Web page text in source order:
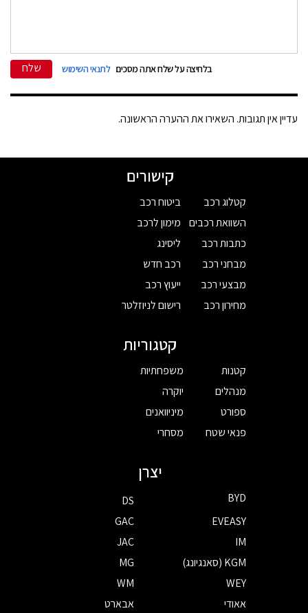
בלחיצה על שלח אתה מסכים לתנאי השימוש שלח
עדיין אין תגובות. השאירו את ההערה הראשונה.
קישורים
קטלוג רכב
השוואת רכבים
כתבות רכב
מבחני רכב
מבצעי רכב
מחירון רכב
ביטוח רכב
מימון לרכב
ליסינג
רכב חדש
ייעוץ רכב
רישום לניוזלטר
קטגוריות
קטנות
מנהלים
ספורט
פנאי שטח
משפחתיות
יוקרה
מיניוואנים
מסחרי
יצרן
BYD
DS
EVEASY
GAC
IM
JAC
KGM (סאנגיונג)
MG
WEY
WM
אאודי
אבארט